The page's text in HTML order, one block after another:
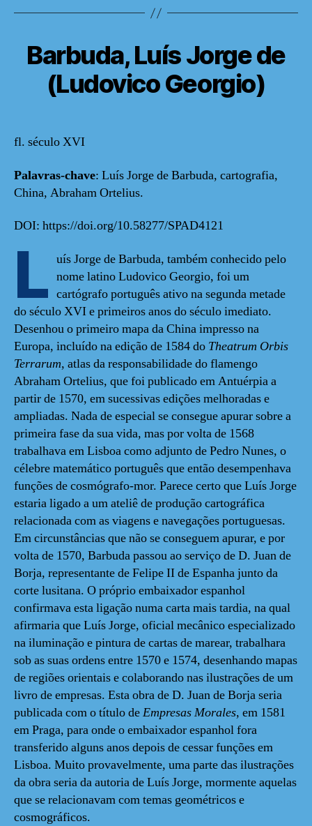
Barbuda, Luís Jorge de
(Ludovico Georgio)
fl. século XVI
Palavras-chave: Luís Jorge de Barbuda, cartografia,
China, Abraham Ortelius.
DOI: https://doi.org/10.58277/SPAD4121
L uís Jorge de Barbuda, também conhecido pelo
nome latino Ludovico Georgio, foi um
cartógrafo português ativo na segunda metade
do século XVI e primeiros anos do século imediato.
Desenhou o primeiro mapa da China impresso na
Europa, incluído na edição de 1584 do Theatrum Orbis
Terrarum, atlas da responsabilidade do flamengo
Abraham Ortelius, que foi publicado em Antuérpia a
partir de 1570, em sucessivas edições melhoradas e
ampliadas. Nada de especial se consegue apurar sobre a
primeira fase da sua vida, mas por volta de 1568
trabalhava em Lisboa como adjunto de Pedro Nunes, o
célebre matemático português que então desempenhava
funções de cosmógrafo-mor. Parece certo que Luís Jorge
estaria ligado a um ateliê de produção cartográfica
relacionada com as viagens e navegações portuguesas.
Em circunstâncias que não se conseguem apurar, e por
volta de 1570, Barbuda passou ao serviço de D. Juan de
Borja, representante de Felipe II de Espanha junto da
corte lusitana. O próprio embaixador espanhol
confirmava esta ligação numa carta mais tardia, na qual
afirmaria que Luís Jorge, oficial mecânico especializado
na iluminação e pintura de cartas de marear, trabalhara
sob as suas ordens entre 1570 e 1574, desenhando mapas
de regiões orientais e colaborando nas ilustrações de um
livro de empresas. Esta obra de D. Juan de Borja seria
publicada com o título deEmpresas Morales, em 1581
em Praga, para onde o embaixador espanhol fora
transferido alguns anos depois de cessar funções em
Lisboa. Muito provavelmente, uma parte das ilustrações
da obra seria da autoria de Luís Jorge, mormente aquelas
que se relacionavam com temas geométricos e
cosmográficos.